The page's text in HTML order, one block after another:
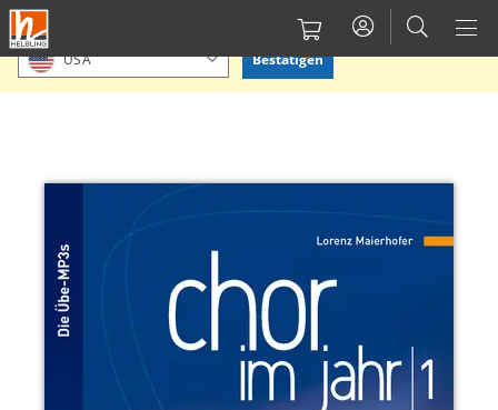
Direkt
zum
Inhalt
Bitte Standort bestätigen oder einen anderen auswählen.
USA Bestätigen